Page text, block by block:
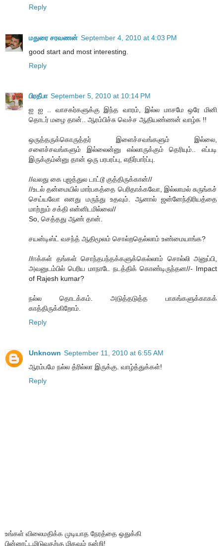
Reply
மதுரை சரவணன் September 4, 2010 at 4:03 PM
good start and most interesting.
Reply
பிரதீபா September 5, 2010 at 10:14 PM
ஐ ஐ .. வாசகர்களுக்கு இந்த வாரம், இல்ல மாசமே ஒரே மினி
தொடர் மழை தான்.. ஆரம்பிச்சு வெச்ச ஆதியண்ணன் வாழ்க !!
ஒருத்தருக்கொருத்தர் இளைச்சவங்களும் இல்லை,
சளைச்சவங்களும் இல்லைன்னு எல்லாருக்கும் தெரியும்.. எப்படி
இருக்கும்ன்னு தான் ஒரு பரபரப்பு, எதிர்பார்ப்பு.
//வலது கை புஜத்துல டாட்டூ குத்திருக்கான்//
//உடல் தன்மையில் மார்பகத்தை பெரிதாக்கவோ, இல்லாமல் சுருங்கச்
செய்யவோ எனது மருந்து உதவும். ஆனால் ஜன்னேந்திரியத்தை
மாற்றும் சக்தி என்னிடமில்லை//
So, செத்தது ஆண் தான்.
சயன்டிஸ்ட் வசந்த் ஆதிமூலம் சொல்றதெல்லாம் உண்மையாங்க?
//ஈக்கள் தங்கள் சொந்தபந்தக்களுக்கெல்லாம் சொல்லி அனுப்பி,
அவனுடம்பில் பெரிய மாநாடே நடத்திக் கொண்டிருந்தன//- Impact
of Rajesh kumar?
நல்ல தொடக்கம். அடுத்தடுத்த பாகங்களுக்காகக்
காத்திருக்கிறோம்.
Reply
Unknown September 11, 2010 at 6:55 AM
ஆரம்பமே நல்ல த்ரில்லா இருக்கு. வாழ்த்துக்கள்!
Reply
உங்கள் விலைமதிக்க முடியாத நேரத்தை ஒதுக்கி
பின்னூட்டமிடுவதற்கு மிகவும் நன்றி!